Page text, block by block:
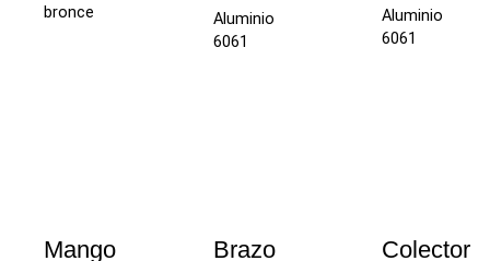
bronce
Aluminio
6061
Aluminio
6061
Mango
Brazo
Colector